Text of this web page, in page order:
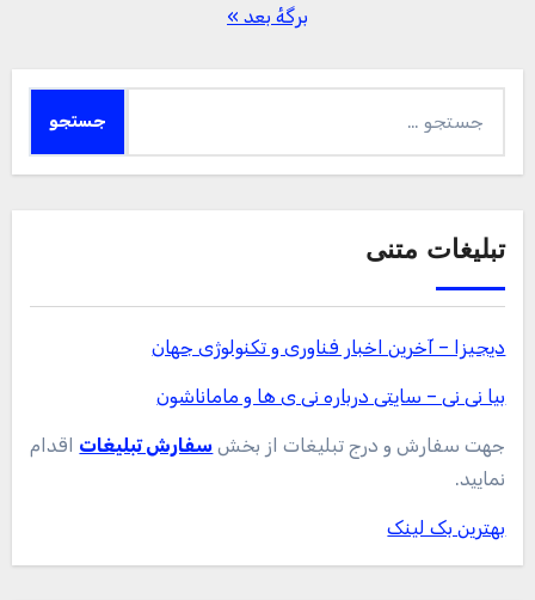
برگهٔ بعد »
برای:
تبلیغات متنی
دیجیزا – آخرین اخبار فناوری و تکنولوژی جهان
بیا نی نی – سایتی درباره نی ی ها و ماماناشون
جهت سفارش و درج تبلیغات از بخش سفارش تبلیغات اقدام
نمایید.
بهترین بک لینک